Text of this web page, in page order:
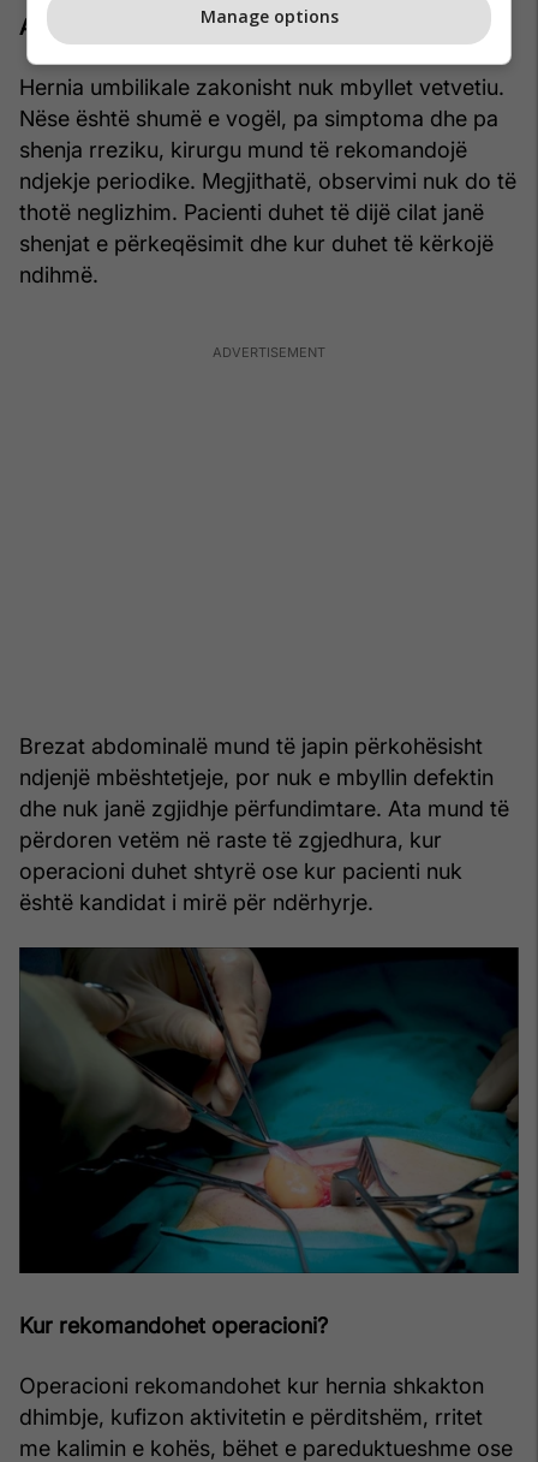
A mund të trajtohet pa operacion?
Hernia umbilikale zakonisht nuk mbyllet vetvetiu.
Nëse është shumë e vogël, pa simptoma dhe pa
shenja rreziku, kirurgu mund të rekomandojë
ndjekje periodike. Megjithatë, observimi nuk do të
thotë neglizhim. Pacienti duhet të dijë cilat janë
shenjat e përkeqësimit dhe kur duhet të kërkojë
ndihmë.
Brezat abdominalë mund të japin përkohësisht
ndjenjë mbështetjeje, por nuk e mbyllin defektin
dhe nuk janë zgjidhje përfundimtare. Ata mund të
përdoren vetëm në raste të zgjedhura, kur
operacioni duhet shtyrë ose kur pacienti nuk
është kandidat i mirë për ndërhyrje.
Kur rekomandohet operacioni?
Operacioni rekomandohet kur hernia shkakton
dhimbje, kufizon aktivitetin e përditshëm, rritet
me kalimin e kohës, bëhet e pareduktueshme ose
Manage options